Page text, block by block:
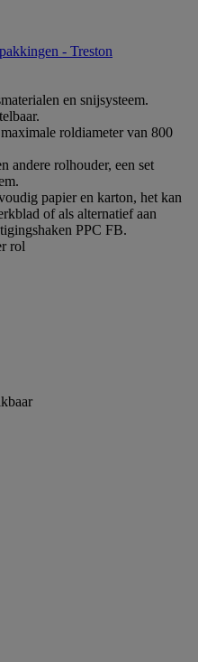
- Treston
en snijsysteem.
roldiameter van 800
andere rolhouder, een set
papier en karton, het kan
of als alternatief aan
PPC FB.
rol